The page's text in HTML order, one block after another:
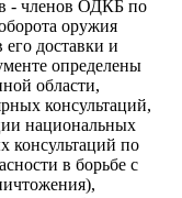
- членов ОДКБ по
оружия
доставки и
определены
области,
консультаций,
национальных
консультаций по
в борьбе с